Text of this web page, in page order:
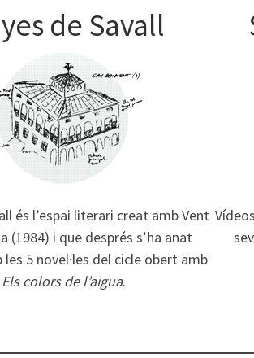
de Savall
és l’espai literari creat amb Vent
(1984) i que després s’ha anat
5 novel·les del cicle obert amb
Els colors de l’aigua.